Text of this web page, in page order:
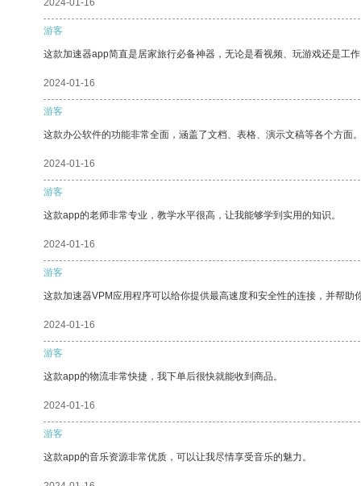
2024-01-16
游客
这款加速器app简直是居家旅行必备神器，无论是看视频、玩游戏还是工
2024-01-16
游客
这款办公软件的功能非常全面，涵盖了文档、表格、演示文稿等各个方面
2024-01-16
游客
这款app的老师非常专业，教学水平很高，让我能够学到实用的知识。
2024-01-16
游客
这款加速器VPM应用程序可以给你提供最高速度和安全性的连接，并帮助
2024-01-16
游客
这款app的物流非常快捷，我下单后很快就能收到商品。
2024-01-16
游客
这款app的音乐资源非常优质，可以让我尽情享受音乐的魅力。